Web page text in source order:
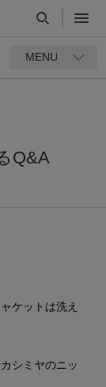
MENU
Q&A
ケットは洗え
シミヤのニッ